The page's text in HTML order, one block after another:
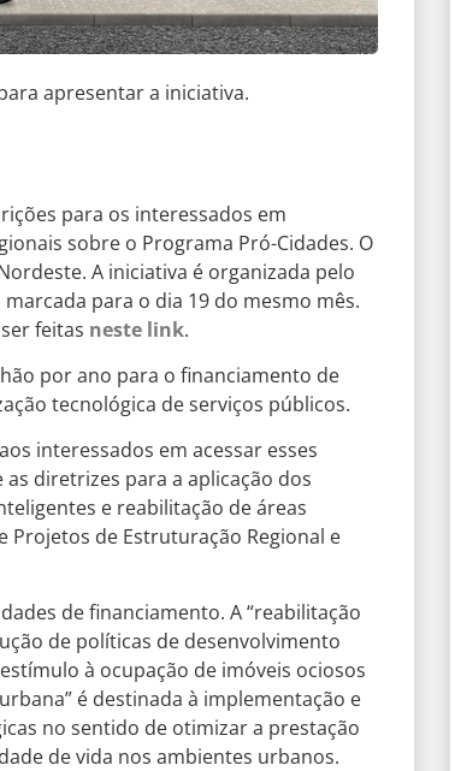
apresentar a iniciativa.
para os interessados em
sobre o Programa Pró-Cidades. O
A iniciativa é organizada pelo
para o dia 19 do mesmo mês.
feitas neste link.
por ano para o financiamento de
tecnológica de serviços públicos.
interessados em acessar esses
diretrizes para a aplicação dos
e reabilitação de áreas
Projetos de Estruturação Regional e
de financiamento. A “reabilitação
de políticas de desenvolvimento
à ocupação de imóveis ociosos
é destinada à implementação e
no sentido de otimizar a prestação
de vida nos ambientes urbanos.